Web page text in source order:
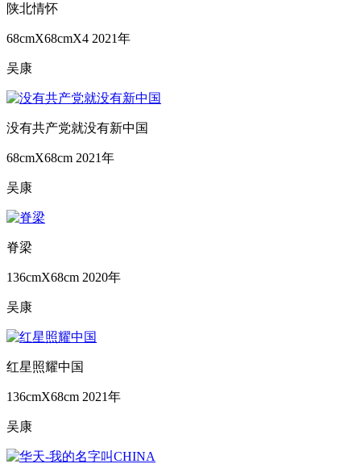
陕北情怀
68cmX68cmX4 2021年
吴康
没有共产党就没有新中国
68cmX68cm 2021年
吴康
脊梁
136cmX68cm 2020年
吴康
红星照耀中国
136cmX68cm 2021年
吴康